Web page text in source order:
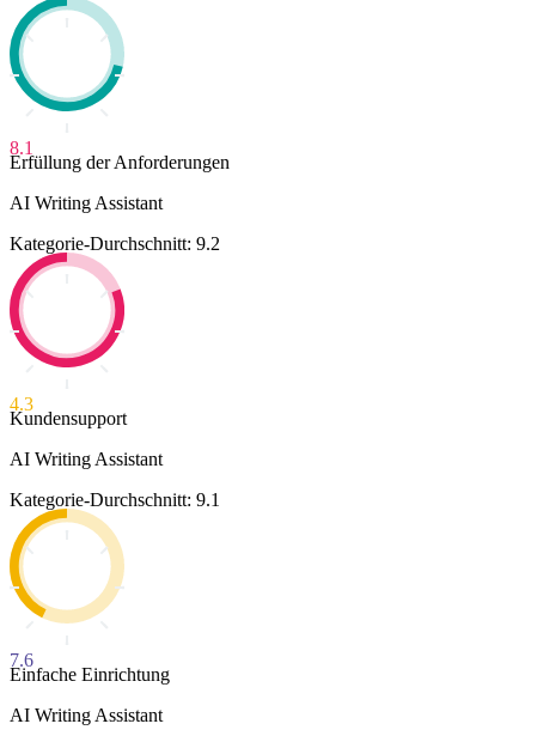
8.1
Erfüllung der Anforderungen
AI Writing Assistant
Kategorie-Durchschnitt: 9.2
4.3
Kundensupport
AI Writing Assistant
Kategorie-Durchschnitt: 9.1
7.6
Einfache Einrichtung
AI Writing Assistant